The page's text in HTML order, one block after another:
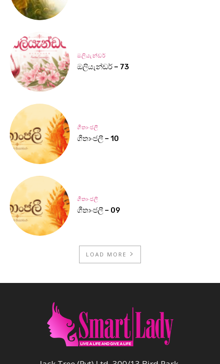
ඔලියැන්ඩර්
ඔලියැන්ඩර් – 73
ගීතාංජලී
ගීතාංජලී – 10
ගීතාංජලී
ගීතාංජලී – 09
LOAD MORE